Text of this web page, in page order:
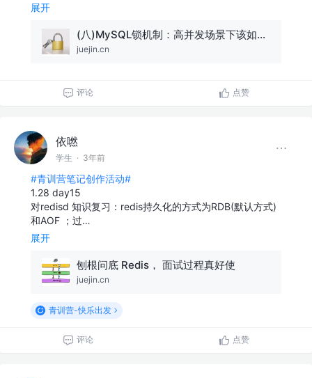
展开
(八)MySQL锁机制：高并发场景下该如何保证数据读写的安全性？
juejin.cn
评论 点赞
依嘫
学生 · 3年前
#青训营笔记创作活动#
1.28 day15
对redisd 知识复习：redis持久化的方式为RDB(默认方式)
和AOF ；过…
展开
刨根问底 Redis， 面试过程真好使
juejin.cn
青训营-快乐出发
评论 点赞